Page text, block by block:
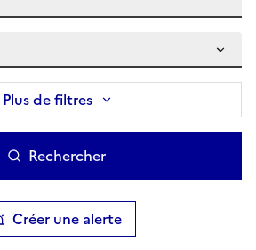
Plus de filtres
Rechercher
Créer une alerte